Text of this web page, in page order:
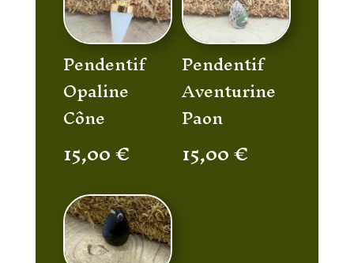
Pendentif
Opaline
Cône
15,00€
Pendentif
Aventurine
Paon
15,00€